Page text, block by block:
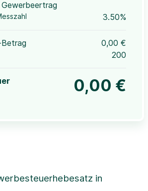
3.50%
0,00 €
200
0,00 €
in
©CartoDB,